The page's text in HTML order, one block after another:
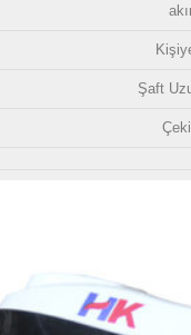
Şaft